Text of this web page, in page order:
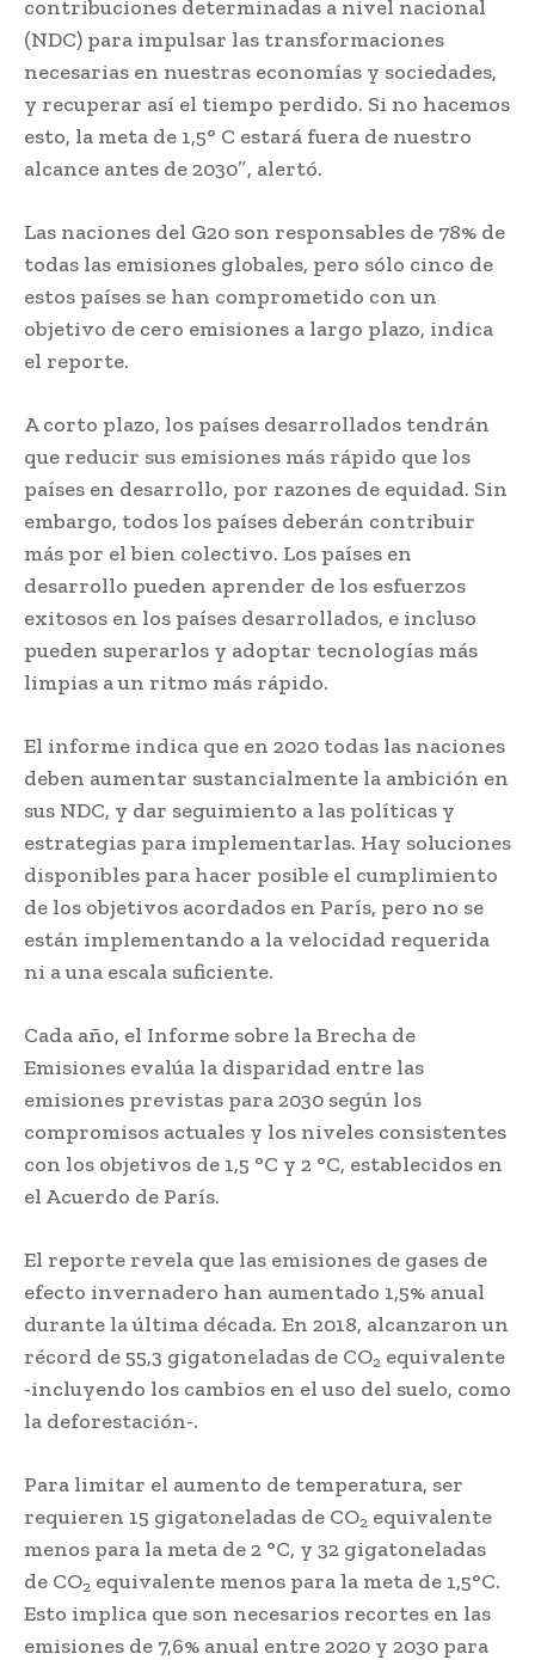
contribuciones determinadas a nivel nacional
(NDC) para impulsar las transformaciones
necesarias en nuestras economías y sociedades,
y recuperar así el tiempo perdido. Si no hacemos
esto, la meta de 1,5° C estará fuera de nuestro
alcance antes de 2030″, alertó.
Las naciones del G20 son responsables de 78% de
todas las emisiones globales, pero sólo cinco de
estos países se han comprometido con un
objetivo de cero emisiones a largo plazo, indica
el reporte.
A corto plazo, los países desarrollados tendrán
que reducir sus emisiones más rápido que los
países en desarrollo, por razones de equidad. Sin
embargo, todos los países deberán contribuir
más por el bien colectivo. Los países en
desarrollo pueden aprender de los esfuerzos
exitosos en los países desarrollados, e incluso
pueden superarlos y adoptar tecnologías más
limpias a un ritmo más rápido.
El informe indica que en 2020 todas las naciones
deben aumentar sustancialmente la ambición en
sus NDC, y dar seguimiento a las políticas y
estrategias para implementarlas. Hay soluciones
disponibles para hacer posible el cumplimiento
de los objetivos acordados en París, pero no se
están implementando a la velocidad requerida
ni a una escala suficiente.
Cada año, el Informe sobre la Brecha de
Emisiones evalúa la disparidad entre las
emisiones previstas para 2030 según los
compromisos actuales y los niveles consistentes
con los objetivos de 1,5 °C y 2 °C, establecidos en
el Acuerdo de París.
El reporte revela que las emisiones de gases de
efecto invernadero han aumentado 1,5% anual
durante la última década. En 2018, alcanzaron un
récord de 55,3 gigatoneladas de CO2 equivalente
-incluyendo los cambios en el uso del suelo, como
la deforestación-.
Para limitar el aumento de temperatura, ser
requieren 15 gigatoneladas de CO2 equivalente
menos para la meta de 2 °C, y 32 gigatoneladas
de CO2 equivalente menos para la meta de 1,5°C.
Esto implica que son necesarios recortes en las
emisiones de 7,6% anual entre 2020 y 2030 para